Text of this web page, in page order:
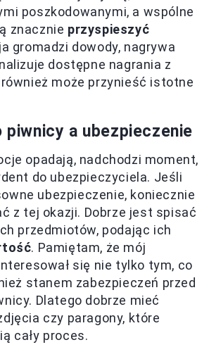
poszkodowanymi, a wspólne
znacznie przyspieszyć
gromadzi dowody, nagrywa
dostępne nagrania z
może przynieść istotne
piwnicy a ubezpieczenie
opadają, nadchodzi moment,
do ubezpieczyciela. Jeśli
ubezpieczenie, koniecznie
z tej okazji. Dobrze jest spisać
przedmiotów, podając ich
. Pamiętam, że mój
się nie tylko tym, co
stanem zabezpieczeń przed
Dlatego dobrze mieć
czy paragony, które
cały proces.